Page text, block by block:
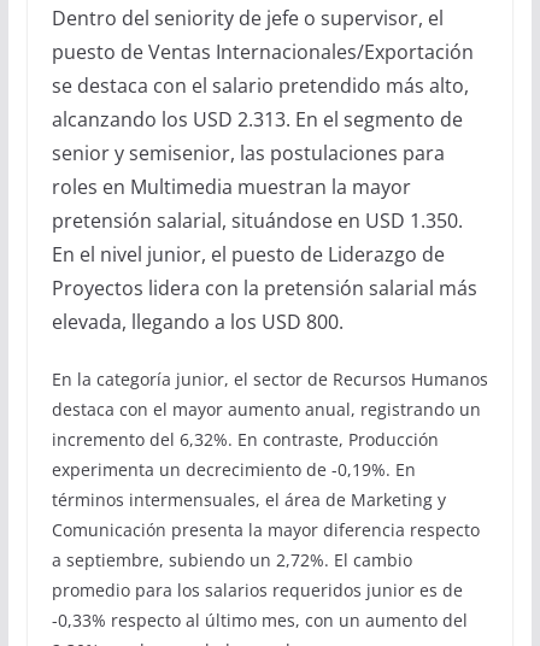
Dentro del seniority de jefe o supervisor, el
puesto de Ventas Internacionales/Exportación
se destaca con el salario pretendido más alto,
alcanzando los USD 2.313. En el segmento de
senior y semisenior, las postulaciones para
roles en Multimedia muestran la mayor
pretensión salarial, situándose en USD 1.350.
En el nivel junior, el puesto de Liderazgo de
Proyectos lidera con la pretensión salarial más
elevada, llegando a los USD 800.
En la categoría junior, el sector de Recursos Humanos
destaca con el mayor aumento anual, registrando un
incremento del 6,32%. En contraste, Producción
experimenta un decrecimiento de -0,19%. En
términos intermensuales, el área de Marketing y
Comunicación presenta la mayor diferencia respecto
a septiembre, subiendo un 2,72%. El cambio
promedio para los salarios requeridos junior es de
-0,33% respecto al último mes, con un aumento del